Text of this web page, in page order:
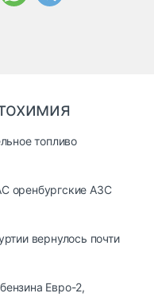
топливо
оренбургские АЗС
вернулось почти
Евро-2,